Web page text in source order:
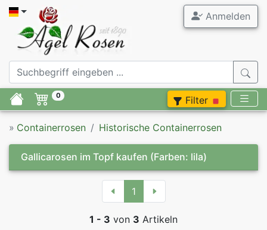
Anmelden
0 Filter
» Containerrosen Historische Containerrosen
Gallicarosen im Topf kaufen (Farben: lila)
1
1 - 3 von 3 Artikeln